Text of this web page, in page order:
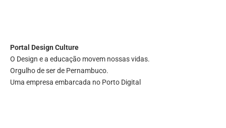
Portal Design Culture
O Design e a educação movem nossas vidas.
Orgulho de ser de Pernambuco.
Uma empresa embarcada no Porto Digital